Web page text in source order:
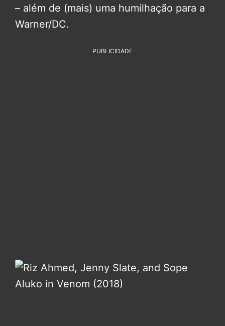
– além de (mais) uma humilhação para a
Warner/DC.
PUBLICIDADE